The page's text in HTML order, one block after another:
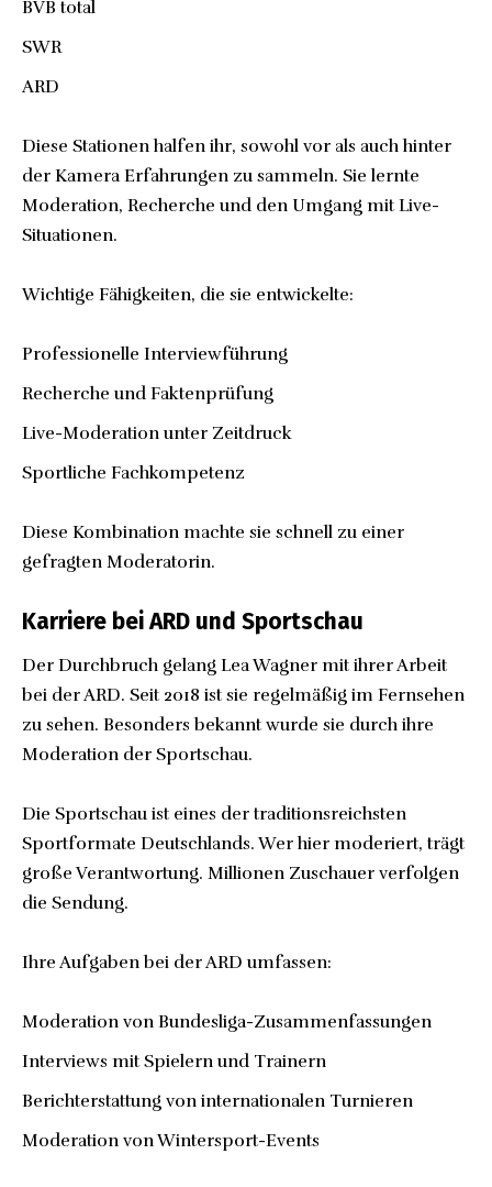
BVB total
SWR
ARD
Diese Stationen halfen ihr, sowohl vor als auch hinter
der Kamera Erfahrungen zu sammeln. Sie lernte
Moderation, Recherche und den Umgang mit Live-
Situationen.
Wichtige Fähigkeiten, die sie entwickelte:
Professionelle Interviewführung
Recherche und Faktenprüfung
Live-Moderation unter Zeitdruck
Sportliche Fachkompetenz
Diese Kombination machte sie schnell zu einer
gefragten Moderatorin.
Karriere bei ARD und Sportschau
Der Durchbruch gelang Lea Wagner mit ihrer Arbeit
bei der ARD. Seit 2018 ist sie regelmäßig im Fernsehen
zu sehen. Besonders bekannt wurde sie durch ihre
Moderation der Sportschau.
Die Sportschau ist eines der traditionsreichsten
Sportformate Deutschlands. Wer hier moderiert, trägt
große Verantwortung. Millionen Zuschauer verfolgen
die Sendung.
Ihre Aufgaben bei der ARD umfassen:
Moderation von Bundesliga-Zusammenfassungen
Interviews mit Spielern und Trainern
Berichterstattung von internationalen Turnieren
Moderation von Wintersport-Events